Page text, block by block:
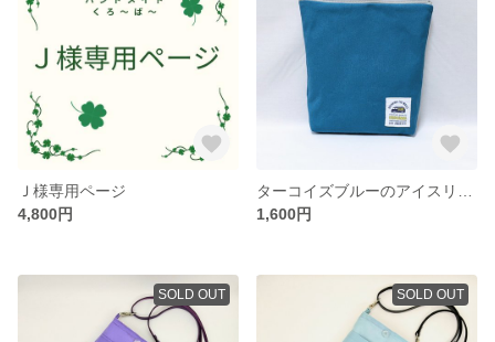
Ｊ様専用ページ
4,800円
1,600円
SOLD OUT SOLD OUT